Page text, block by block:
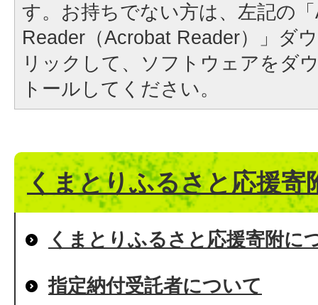
す。お持ちでない方は、左記の
Reader（Acrobat Reader）」ダ
リックして、ソフトウェアをダ
トールしてください。
くまとりふるさと応援寄
くまとりふるさと応援寄附に
指定納付受託者について